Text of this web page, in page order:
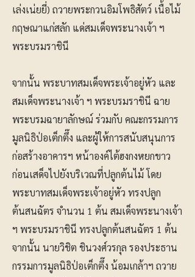
เล่งเน่ยยี่) ถวายพระกวนอิมโพธิสัตว์ เนื้อไม้
กฤษณาแก่สลัก แด่สมเด็จพระนางเจ้า ฯ
พระบรมราชินี
จากนั้น พระบาทสมเด็จพระเจ้าอยู่หัว และ
สมเด็จพระนางเจ้า ฯ พระบรมราชินี ฉาย
พระบรมฉายาลักษณ์ ร่วมกับ คณะกรรมการ
มูลนิธิป่อเต็กตึ๊ง และผู้ให้การสนับสนุนการ
ก่อสร้างอาคารฯ หน้าองค์ไต้ฮงกงหยกขาว
ก่อนเสด็จไปยังบริเวณที่ปลูกต้นไม้ โดย
พระบาทสมเด็จพระเจ้าอยู่หัว ทรงปลูก
ต้นสนฉัตร จำนวน 1 ต้น สมเด็จพระนางเจ้า
ฯ พระบรมราชินี ทรงปลูกต้นสนฉัตร 1 ต้น
จากนั้น นายวิชิต ชินวงศ์วรกุล รองประธาน
กรรมการมูลนิธิป่อเต็กตึ๊ง น้อมเกล้าฯ ถวาย